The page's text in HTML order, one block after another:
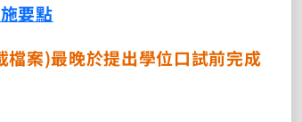
要點
檔案)最晚於提出學位口試前完成